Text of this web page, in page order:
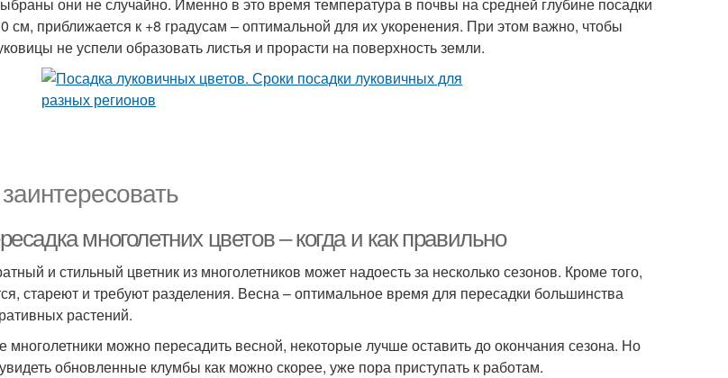
см, приближается к +8 градусам – оптимальной для их укоренения. При этом важно, чтобы
не успели образовать листья и прорасти на поверхность земли.
многолетних цветов – когда и как правильно
и стильный цветник из многолетников может надоесть за несколько сезонов. Кроме того,
стареют и требуют разделения. Весна – оптимальное время для пересадки большинства
растений.
многолетники можно пересадить весной, некоторые лучше оставить до окончания сезона. Но
обновленные клумбы как можно скорее, уже пора приступать к работам.